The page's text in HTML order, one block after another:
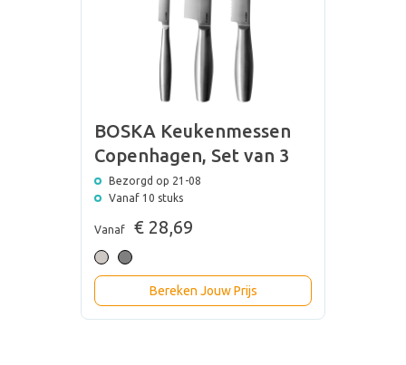
BOSKA Keukenmessen
Copenhagen, Set van 3
Bezorgd op 21-08
Vanaf 10 stuks
Vanaf € 28,69
Bereken Jouw Prijs